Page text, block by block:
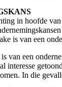
in hoofde
is van een
van een
interesse
In die